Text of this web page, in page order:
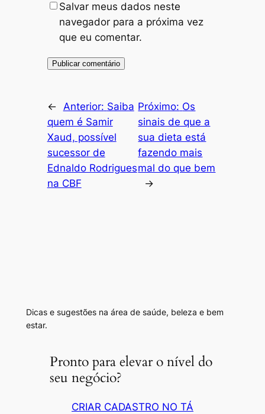
Salvar meus dados neste
navegador para a próxima vez
que eu comentar.
← Anterior: Saiba
quem é Samir
Xaud, possível
sucessor de
Ednaldo Rodrigues
na CBF
Próximo: Os
sinais de que a
sua dieta está
fazendo mais
mal do que bem
→
Dicas e sugestões na área de saúde, beleza e bem
estar.
Pronto para elevar o nível do
seu negócio?
CRIAR CADASTRO NO TÁ